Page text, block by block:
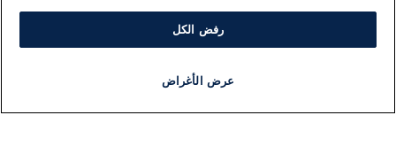
رفض الكل
عرض الأغراض